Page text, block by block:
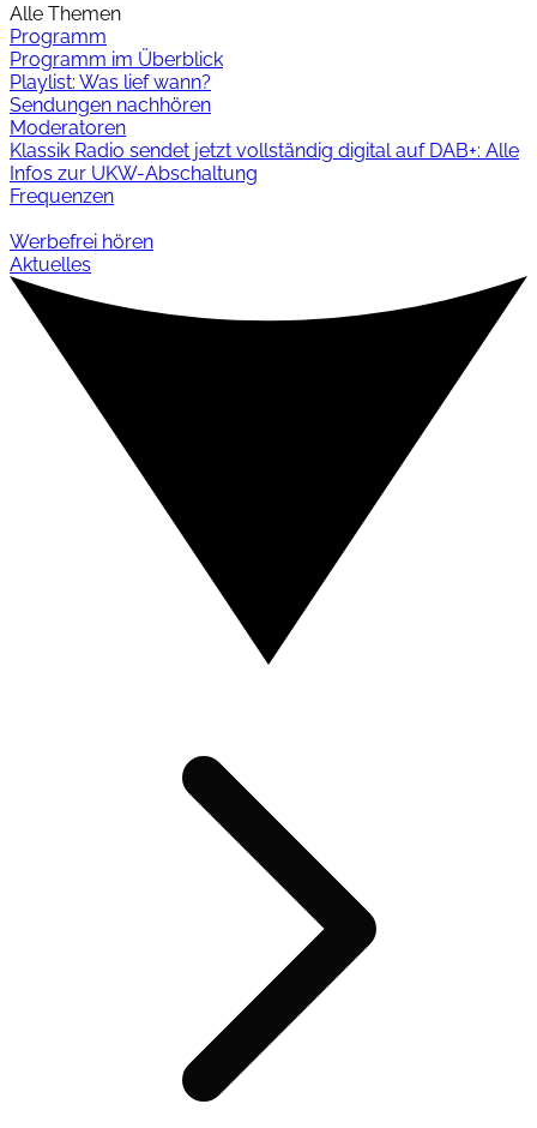
Alle Themen
Programm
Programm im Überblick
Playlist: Was lief wann?
Sendungen nachhören
Moderatoren
Klassik Radio sendet jetzt vollständig digital auf DAB+: Alle
Infos zur UKW-Abschaltung
Frequenzen
Werbefrei hören
Aktuelles